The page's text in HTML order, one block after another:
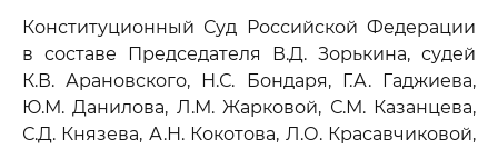
Конституционный Суд Российской Федерации
в составе Председателя В.Д. Зорькина, судей
К.В. Арановского, Н.С. Бондаря, Г.А. Гаджиева,
Ю.М. Данилова, Л.М. Жарковой, С.М. Казанцева,
С.Д. Князева, А.Н. Кокотова, Л.О. Красавчиковой,